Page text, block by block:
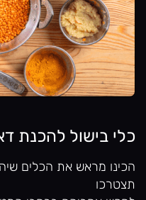
כלי בישול להכנת
הכינו מראש את הכלים
תצטרכו